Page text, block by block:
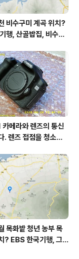
비수구미 계곡 위치?
행, 산골밥집, 비수구
비수구미 낙타민박 어
화천군 가볼 만한 곳
을, 파로호
메라와 렌즈의 통신
. 렌즈 접점을 청소하
목화밭 청년 농부 목
? EBS 한국기행, 그